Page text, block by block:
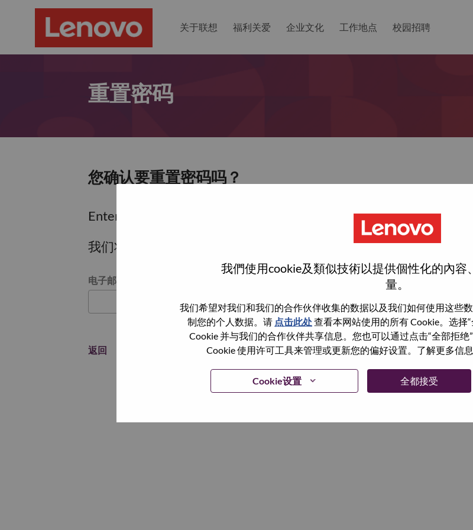
我們使用cookie及類似技術以提供個性化的內容
量。
我们希望对我们和我们的合作伙伴收集的数据以及我们如何使用这些
制您的个人数据。请 点击此处查看本网站使用的所有 Cookie。选择
Cookie 并与我们的合作伙伴共享信息。您也可以通过点击“全部拒
Cookie 使用许可工具来管理或更新您的偏好设置。了解更多信
Cookie设置 全都接受
关于联想 福利关爱 企业文化 工作地点 校园招聘
重置密码
您确认要重置密码吗？
Enter the email address associated with your account, then click
我们将通过电子邮件向您发送一个链接以重置您的密码。
通过电子邮件重置密码
电子邮箱
继续
返回